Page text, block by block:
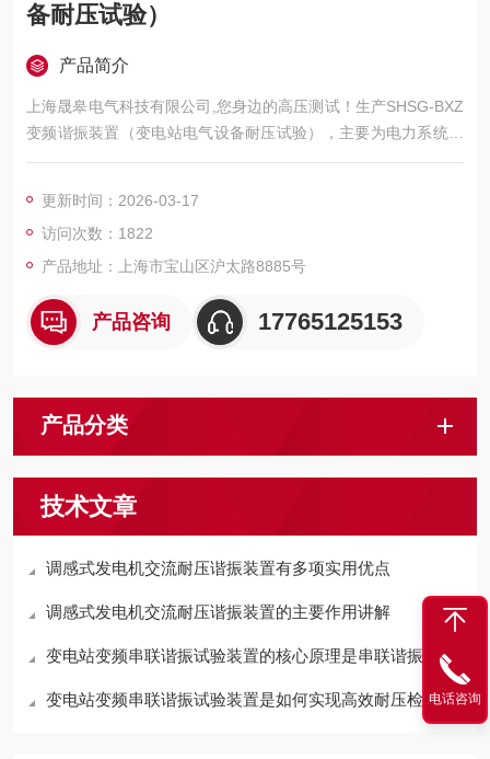
备耐压试验）
产品简介
上海晟皋电气科技有限公司,您身边的高压测试！生产SHSG-BXZ
变频谐振装置（变电站电气设备耐压试验），主要为电力系统的
发电、供电、用电部门，科研机构与电力设备相关的生产企业，
更新时间：2026-03-17
访问次数：1822
产品地址：上海市宝山区沪太路8885号
产品咨询 17765125153
产品分类
技术文章
调感式发电机交流耐压谐振装置有多项实用优点
调感式发电机交流耐压谐振装置的主要作用讲解
变电站变频串联谐振试验装置的核心原理是串联谐振电路
变电站变频串联谐振试验装置是如何实现高效耐压检测的？电话咨询